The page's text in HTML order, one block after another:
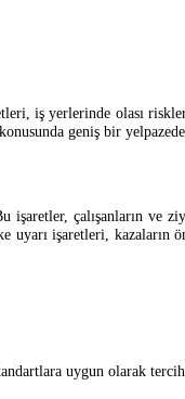
iş yerlerinde olası
geniş bir
çalışanların ve
uyarı işaretleri,
uygun olarak